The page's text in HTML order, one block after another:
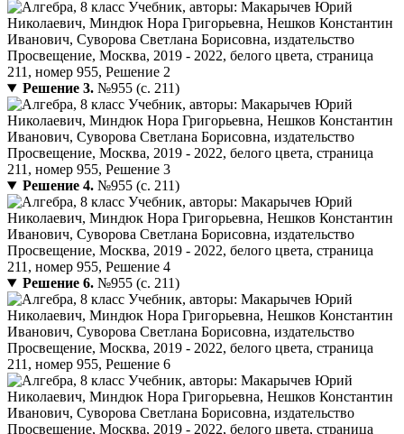
Решение 3.№955 (с. 211)
Решение 4.№955 (с. 211)
Решение 6.№955 (с. 211)